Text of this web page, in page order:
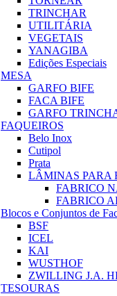
TRINCHAR
UTILITÁRIA
VEGETAIS
YANAGIBA
Edições Especiais
MESA
GARFO BIFE
FACA BIFE
GARFO
FAQUEIROS
Belo Inox
Cutipol
Prata
LÂMINAS PARA
FABRICO
FABRICO
Blocos e Conjuntos de
BSF
ICEL
KAI
WUSTHOF
ZWILLING J.A.
TESOURAS